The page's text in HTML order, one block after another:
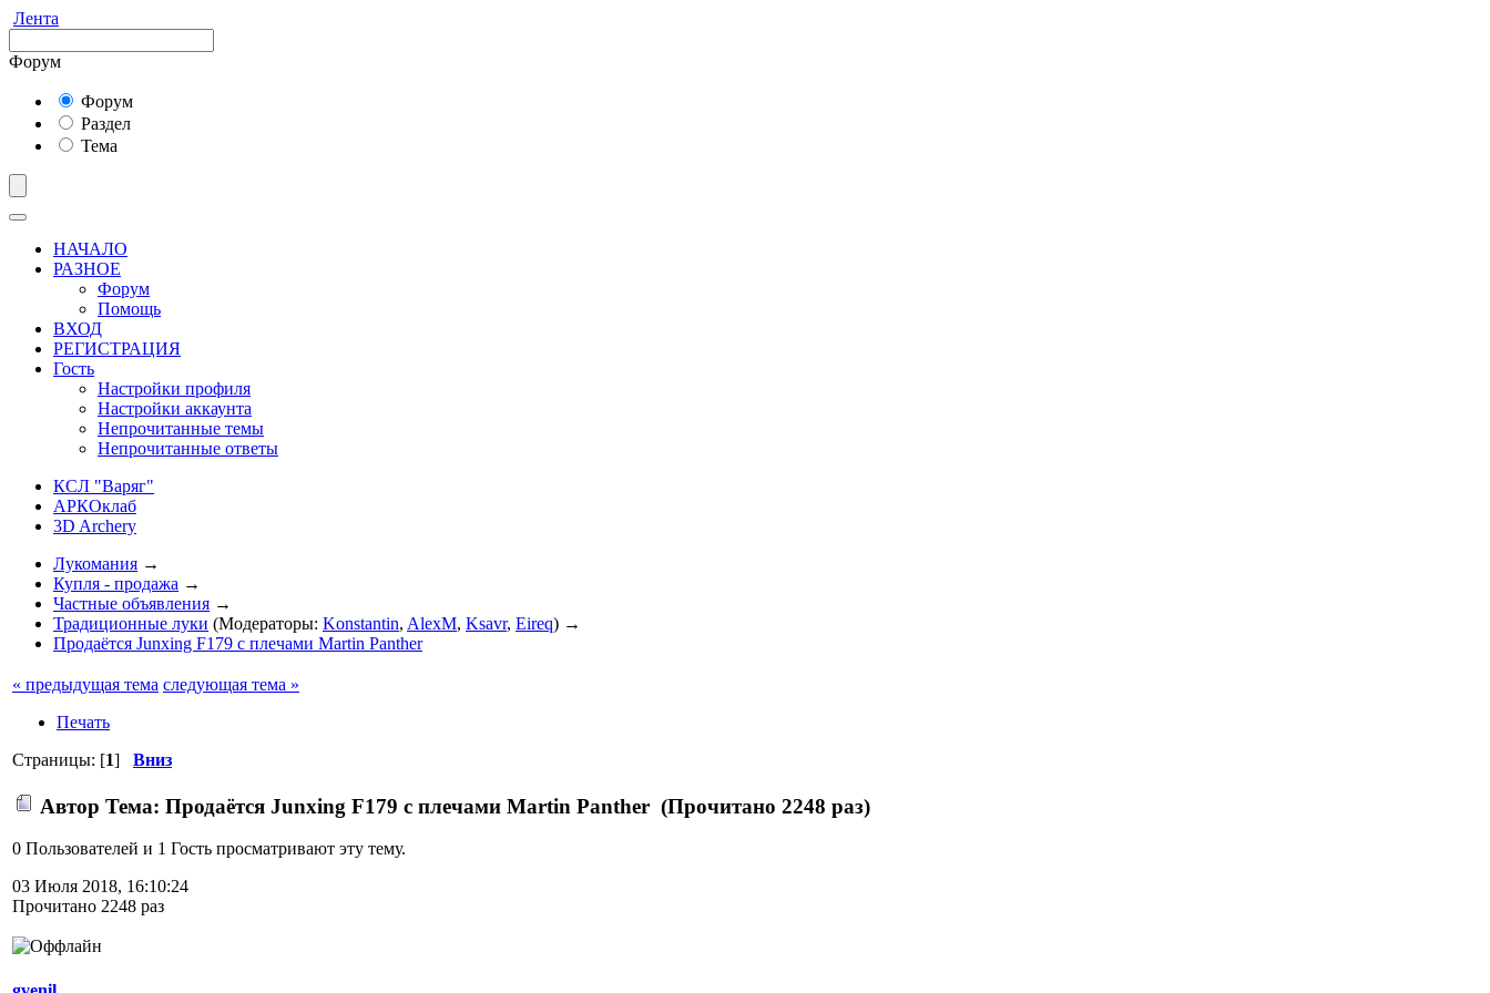
Лента
Форум
Форум
Раздел
Тема
НАЧАЛО
РАЗНОЕ
Форум
Помощь
ВХОД
РЕГИСТРАЦИЯ
Гость
Настройки профиля
Настройки аккаунта
Непрочитанные темы
Непрочитанные ответы
КСЛ "Варяг"
АРКОклаб
3D Archery
Лукомания →
Купля - продажа →
Частные объявления →
Традиционные луки (Модераторы: Konstantin, AlexM, Ksavr, Eireq) →
Продаётся Junxing F179 с плечами Martin Panther
« предыдущая тема следующая тема »
Печать
Страницы: [1] Вниз
Автор Тема: Продаётся Junxing F179 с плечами Martin Panther (Прочитано 2248 раз)
0 Пользователей и 1 Гость просматривают эту тему.
03 Июля 2018, 16:10:24
Прочитано 2248 раз